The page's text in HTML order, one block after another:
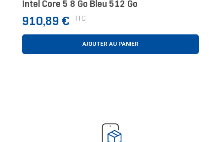
Intel Core 5 8 Go Bleu 512 Go
Prix
910,89 € TTC
AJOUTER AU PANIER